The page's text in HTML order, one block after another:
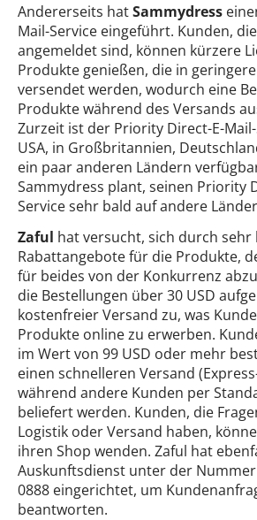
Andererseits hatSammydress
Mail-Service eingeführt. Kunden,
angemeldet sind, können kürzere
Produkte genießen, die in
versendet werden, wodurch eine
Produkte während des Versands
Zurzeit ist der Priority Direct-E-
USA, in Großbritannien,
ein paar anderen Ländern
Sammydress plant, seinen Priority
Service sehr bald auf andere
Zaful hat versucht, sich durch sehr
Rabattangebote für die Produkte,
für beides von der Konkurrenz
die Bestellungen über 30 USD
kostenfreier Versand zu, was
Produkte online zu erwerben.
im Wert von 99 USD oder mehr
einen schnelleren Versand
während andere Kunden per
beliefert werden. Kunden, die
Logistik oder Versand haben,
ihren Shop wenden. Zaful hat
Auskunftsdienst unter der Nummer
0888 eingerichtet, um
beantworten.